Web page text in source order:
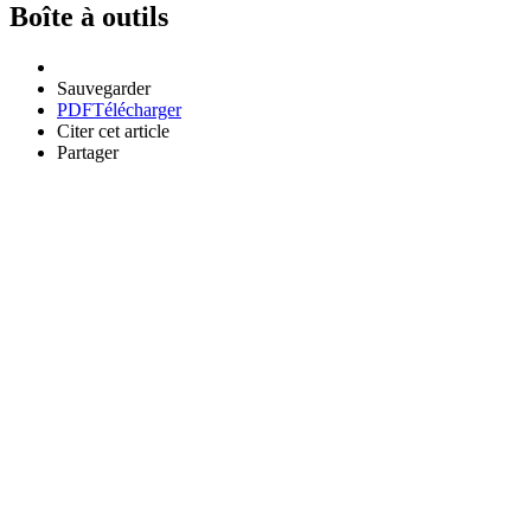
Boîte à outils
Sauvegarder
PDFTélécharger
Citer cet article
Partager